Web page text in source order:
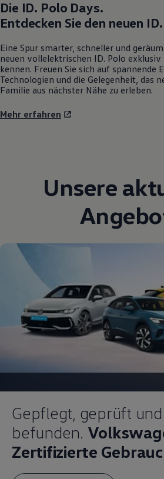
Die ID. Polo Days.
Entdecken Sie den neuen
Eine Spur smarter, schneller und
neuen vollelektrischen ID. Polo exklusiv
kennen. Freuen Sie sich auf spannende
Technologien und die Gelegenheit, das
Familie aus nächster Nähe zu erleben.
Mehr erfahren
Unsere
Gepflegt, geprüft
befunden.
Zertifizierte